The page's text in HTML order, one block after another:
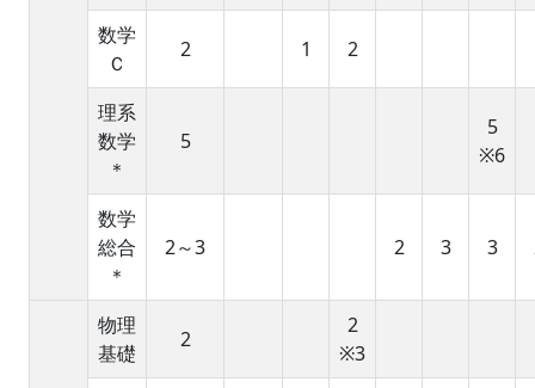
数学
Ｃ
2 1 2
理系
数学
＊
5
5
※6
数学
総合
＊
2～3 2 3 3
物理
基礎
2
2
※3